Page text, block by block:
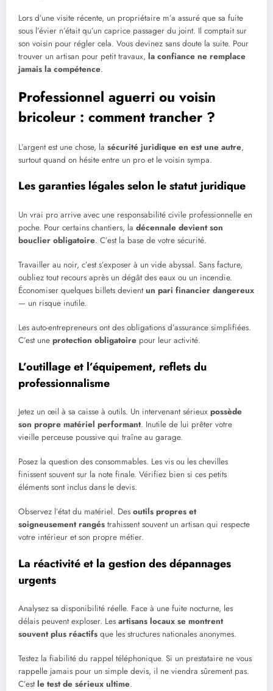
Lors d’une visite récente, un propriétaire m’a assuré que sa fuite
sous l’évier n’était qu’un caprice passager du joint. Il comptait sur
son voisin pour régler cela. Vous devinez sans doute la suite. Pour
trouver un artisan pour petit travaux, la confiance ne remplace
jamais la compétence.
Professionnel aguerri ou voisin
bricoleur : comment trancher ?
L’argent est une chose, la sécurité juridique en est une autre,
surtout quand on hésite entre un pro et le voisin sympa.
Les garanties légales selon le statut juridique
Un vrai pro arrive avec une responsabilité civile professionnelle en
poche. Pour certains chantiers, la décennale devient son
bouclier obligatoire. C’est la base de votre sécurité.
Travailler au noir, c’est s’exposer à un vide abyssal. Sans facture,
oubliez tout recours après un dégât des eaux ou un incendie.
Économiser quelques billets devientun pari financier dangereux
— un risque inutile.
Les auto-entrepreneurs ont des obligations d’assurance simplifiées.
C’est une protection obligatoire pour leur activité.
L’outillage et l’équipement, reflets du
professionnalisme
Jetez un œil à sa caisse à outils. Un intervenant sérieux possède
son propre matériel performant. Inutile de lui prêter votre
vieille perceuse poussive qui traîne au garage.
Posez la question des consommables. Les vis ou les chevilles
finissent souvent sur la note finale. Vérifiez bien si ces petits
éléments sont inclus dans le devis.
Observez l’état du matériel. Des outils propres et
soigneusement rangés trahissent souvent un artisan qui respecte
votre intérieur et son propre métier.
La réactivité et la gestion des dépannages
urgents
Analysez sa disponibilité réelle. Face à une fuite nocturne, les
délais peuvent exploser. Les artisans locaux se montrent
souvent plus réactifs que les structures nationales anonymes.
Testez la fiabilité du rappel téléphonique. Si un prestataire ne vous
rappelle jamais pour un simple devis, il ne viendra sûrement pas.
C’estle test de sérieux ultime.